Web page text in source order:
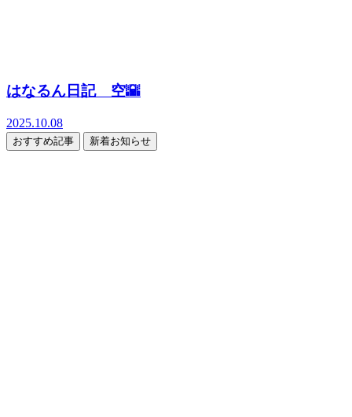
はなるん日記 空🌇
2025.10.08
おすすめ記事 新着お知らせ